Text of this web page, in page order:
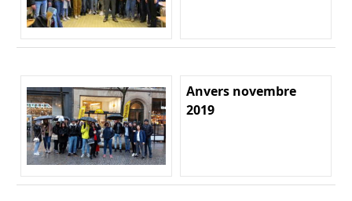
Anvers novembre
2019